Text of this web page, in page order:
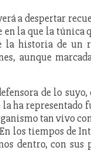
a despertar
la que la túnica
historia de un
aunque
de lo
ha representado
tan vivo
los tiempos de
dentro, con sus